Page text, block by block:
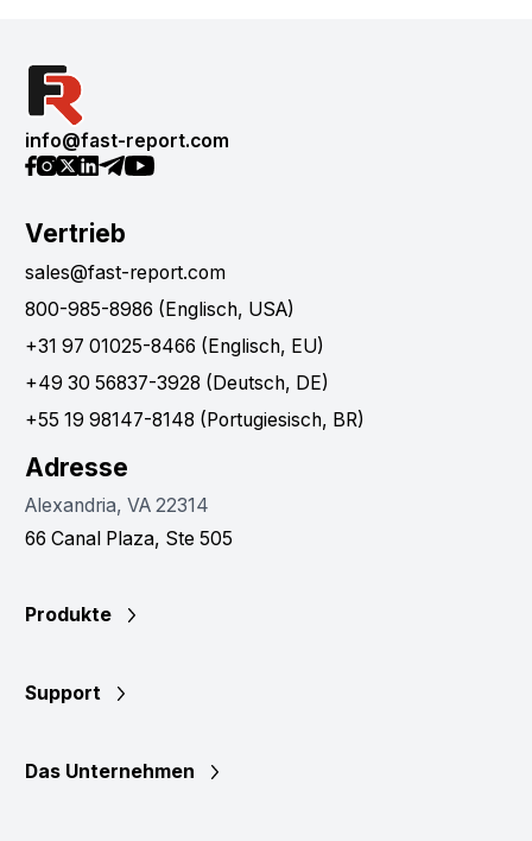
info@fast-report.com
Vertrieb
sales@fast-report.com
800-985-8986 (Englisch, USA)
+31 97 01025-8466 (Englisch, EU)
+49 30 56837-3928 (Deutsch, DE)
+55 19 98147-8148 (Portugiesisch, BR)
Adresse
Alexandria, VA 22314
66 Canal Plaza, Ste 505
Produkte
Support
Das Unternehmen